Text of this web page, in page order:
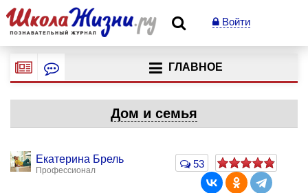
Войти
ГЛАВНОЕ
Дом и семья
Екатерина Брель
Профессионал
53